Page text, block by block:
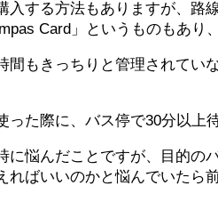
入する方法もありますが、路
Card」というものもあり
間もきっちりと管理されてい
った際に、バス停で30分以上
に悩んだことですが、目的の
ればいいのかと悩んでいたら